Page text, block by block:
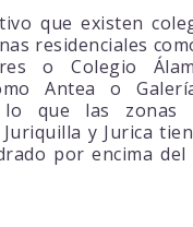
que existen
residenciales
o Colegio
Antea o
que las zonas
y Jurica
por encima del